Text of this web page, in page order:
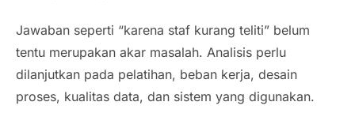
Jawaban seperti “karena staf kurang teliti” belum
tentu merupakan akar masalah. Analisis perlu
dilanjutkan pada pelatihan, beban kerja, desain
proses, kualitas data, dan sistem yang digunakan.